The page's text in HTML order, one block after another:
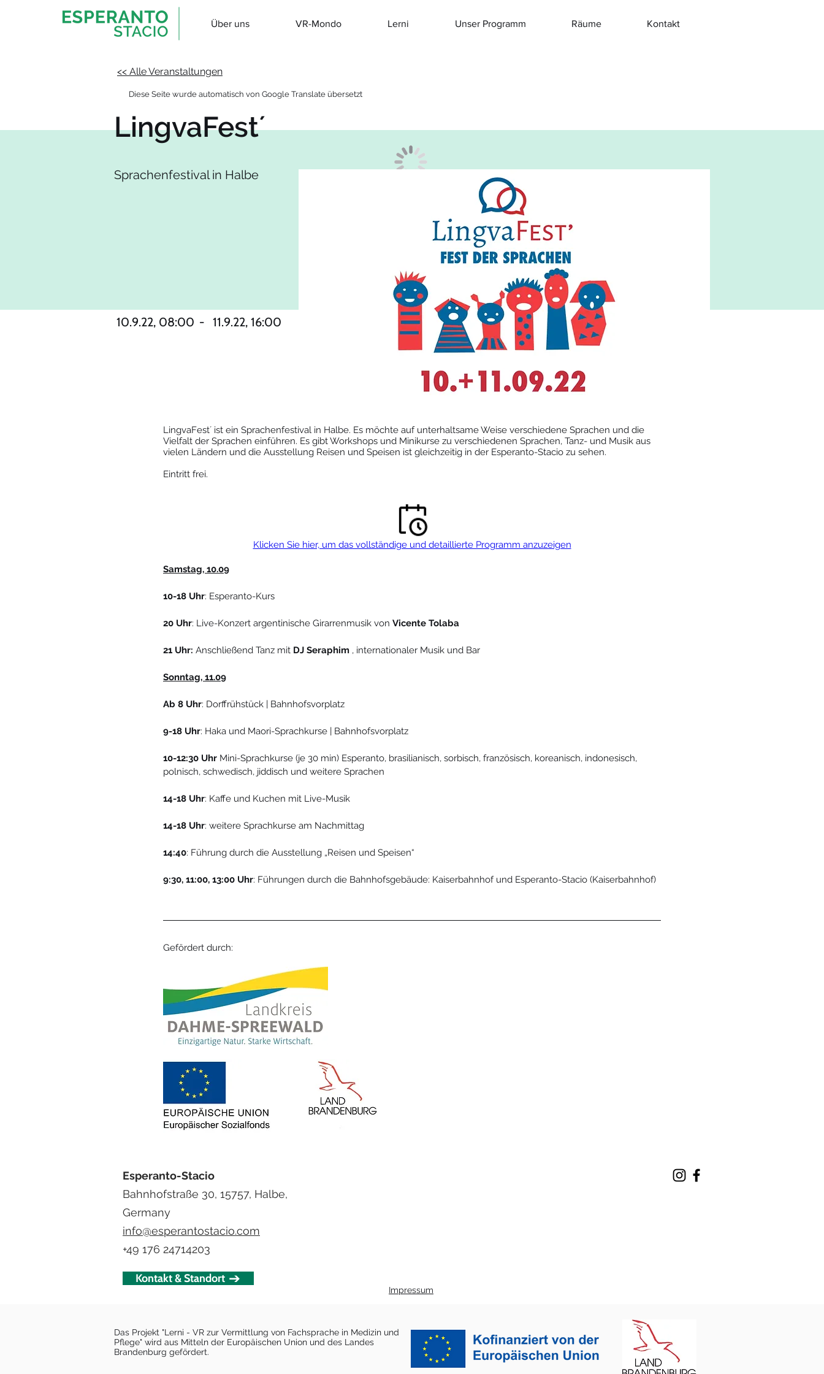
Über uns VR-Mondo Lerni Unser Programm Räume Kontakt
<< Alle Veranstaltungen
Diese Seite wurde automatisch von Google Translate übersetzt
Sprachenfestival in Halbe
LingvaFest´
10.9.22, 08:00 - 11.9.22, 16:00
LingvaFest´ ist ein Sprachenfestival in Halbe. Es möchte auf unterhaltsame Weise verschiedene Sprachen und die
Vielfalt der Sprachen einführen. Es gibt Workshops und Minikurse zu verschiedenen Sprachen, Tanz- und Musik aus
vielen Ländern und die Ausstellung Reisen und Speisen ist gleichzeitig in der Esperanto-Stacio zu sehen.
Eintritt frei.
Klicken Sie hier, um das vollständige und detaillierte Programm anzuzeigen
Samstag, 10.09
10-18 Uhr: Esperanto-Kurs
20 Uhr: Live-Konzert argentinische Girarrenmusik von Vicente Tolaba
21 Uhr: Anschließend Tanz mit DJ Seraphim , internationaler Musik und Bar
Sonntag, 11.09
Ab 8 Uhr: Dorffrühstück | Bahnhofsvorplatz
9-18 Uhr: Haka und Maori-Sprachkurse | Bahnhofsvorplatz
10-12:30 Uhr Mini-Sprachkurse (je 30 min) Esperanto, brasilianisch, sorbisch, französisch, koreanisch, indonesisch,
polnisch, schwedisch, jiddisch und weitere Sprachen
14-18 Uhr: Kaffe und Kuchen mit Live-Musik
14-18 Uhr: weitere Sprachkurse am Nachmittag
14:40: Führung durch die Ausstellung „Reisen und Speisen“
9:30, 11:00, 13:00 Uhr: Führungen durch die Bahnhofsgebäude: Kaiserbahnhof und Esperanto-Stacio (Kaiserbahnhof)
Gefördert durch:
Esperanto-Stacio
Bahnhofstraße 30, 15757, Halbe,
Germany
info@esperantostacio.com
+49 176 24714203
Kontakt & Standort
Impressum
Das Projekt "Lerni - VR zur Vermittlung von Fachsprache in Medizin und
Pflege" wird aus Mitteln der Europäischen Union und des Landes
Brandenburg gefördert.